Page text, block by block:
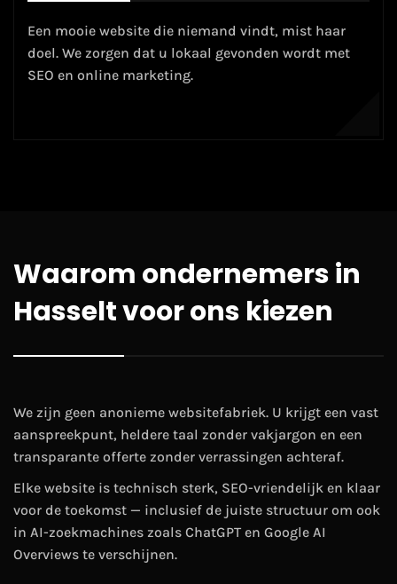
Een mooie website die niemand vindt, mist haar
doel. We zorgen dat u lokaal gevonden wordt met
SEO en online marketing.
Waarom ondernemers in
Hasselt voor ons kiezen
We zijn geen anonieme websitefabriek. U krijgt een vast
aanspreekpunt, heldere taal zonder vakjargon en een
transparante offerte zonder verrassingen achteraf.
Elke website is technisch sterk, SEO-vriendelijk en klaar
voor de toekomst — inclusief de juiste structuur om ook
in AI-zoekmachines zoals ChatGPT en Google AI
Overviews te verschijnen.